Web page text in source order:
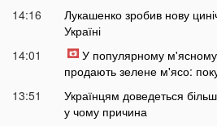
14:16
Лукашенко зробив нову
Україні
14:01
У популярному м'ясному
продають зелене м'ясо:
13:51
Українцям доведеться
у чому причина